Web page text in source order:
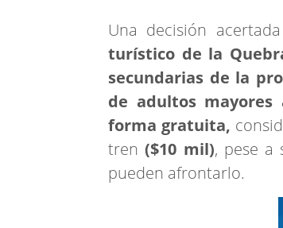
Una decisión
turístico de la
secundarias de la
de adultos
forma gratuita,
tren($10 mil), pese a
pueden afrontarlo.